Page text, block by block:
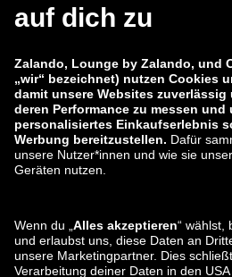
zalando-lounge.co.uk
zalando-prive.es
zalando-lounge.lt
zalando-lounge.ro
zalando-lounge.lu
zalando-lounge.lv